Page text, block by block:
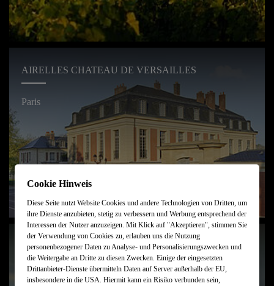
AIRELLES CHATEAU DE VERSAILLES
Paris
COMO LE MONTRACHET
Puligny-Montrachet
Cookie Hinweis
Diese Seite nutzt Website Cookies und andere Technologien von Dritten, um
ihre Dienste anzubieten, stetig zu verbessern und Werbung entsprechend der
Interessen der Nutzer anzuzeigen. Mit Klick auf "Akzeptieren", stimmen Sie
der Verwendung von Cookies zu, erlauben uns die Nutzung
personenbezogener Daten zu Analyse- und Personalisierungszwecken und
die Weitergabe an Dritte zu diesen Zwecken. Einige der eingesetzten
Drittanbieter-Dienste übermitteln Daten auf Server außerhalb der EU,
insbesondere in die USA. Hiermit kann ein Risiko verbunden sein,